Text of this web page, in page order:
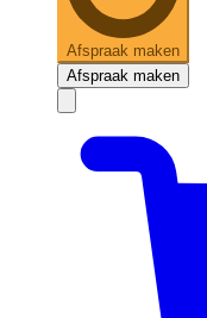
Afspraak maken
Afspraak maken